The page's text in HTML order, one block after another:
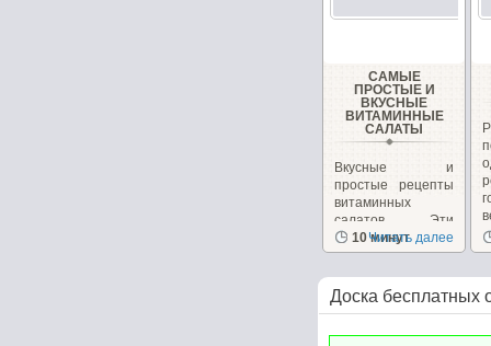
САМЫЕ
ПРОСТЫЕ И
ВКУСНЫЕ
ВИТАМИННЫЕ
САЛАТЫ
Вкусные и
простые рецепты
витаминных
салатов. Эти
салаты очень
вкусные сами...
10 минут
Читать далее
Доска бесплатных